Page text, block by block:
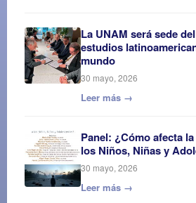
La UNAM será sede
estudios
mundo
30 mayo, 2026
Leer más →
Panel: ¿Cómo afecta
los Niños, Niñas y
30 mayo, 2026
Leer más →